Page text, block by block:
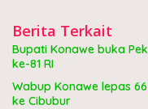
Berita Terkait
Bupati Konawe buka
ke-81 RI
Wabup Konawe lepas
ke Cibubur